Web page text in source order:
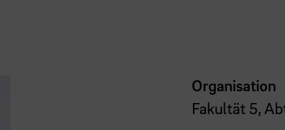
Organisation
Fakultät 5,